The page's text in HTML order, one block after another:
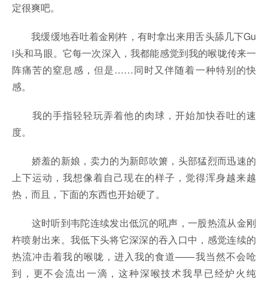
定很爽吧。
我缓缓地吞吐着金刚杵，有时拿出来用舌头舔几下Gu
i头和马眼。它每一次深入，我都能感觉到我的喉咙传来一
阵痛苦的窒息感，但是……同时又伴随着一种特别的快
感。
我的手指轻轻玩弄着他的肉球，开始加快吞吐的速
度。
娇羞的新娘，卖力的为新郎吹箫，头部猛烈而迅速的
上下运动，我想像着自己现在的样子，觉得浑身越来越
热，而且，下面的东西也开始硬了。
这时听到韦陀连续发出低沉的吼声，一股热流从金刚
杵喷射出来。我低下头将它深深的吞入口中，感觉连续的
热流冲击着我的喉咙，进入我的食道——我当然不会呛
到，更不会流出一滴，这种深喉技术我早已经炉火纯